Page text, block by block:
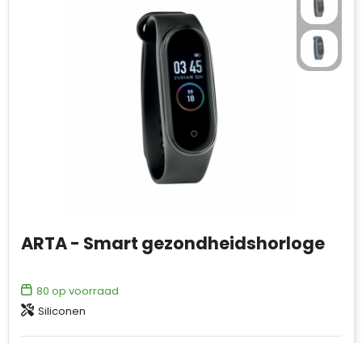
ARTA - Smart gezondheidshorloge
80 op voorraad
Siliconen